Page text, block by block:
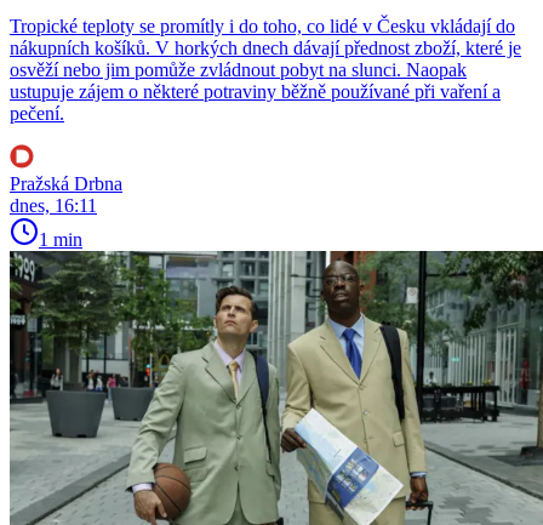
Tropické teploty se promítly i do toho, co lidé v Česku vkládají do
nákupních košíků. V horkých dnech dávají přednost zboží, které je
osvěží nebo jim pomůže zvládnout pobyt na slunci. Naopak
ustupuje zájem o některé potraviny běžně používané při vaření a
pečení.
Pražská Drbna
dnes, 16:11
1 min